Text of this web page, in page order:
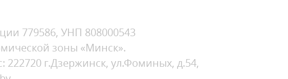
779586, УНП 808000543
зоны «Минск».
г.Дзержинск, ул.Фоминых, д.54,